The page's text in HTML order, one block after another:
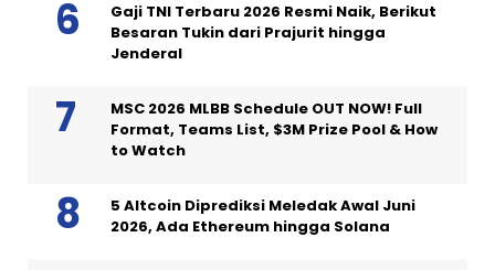
Gaji TNI Terbaru 2026 Resmi Naik, Berikut
Besaran Tukin dari Prajurit hingga
Jenderal
MSC 2026 MLBB Schedule OUT NOW! Full
Format, Teams List, $3M Prize Pool & How
to Watch
5 Altcoin Diprediksi Meledak Awal Juni
2026, Ada Ethereum hingga Solana